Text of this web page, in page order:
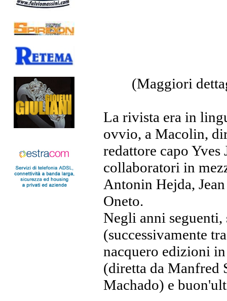
(Maggiori
La rivista era in
ovvio, a Macolin,
redattore capo Yves
collaboratori in
Antonin Hejda,
Oneto.
Negli anni
(successivamente
nacquero edizioni
(diretta da Manfred
Machado) e